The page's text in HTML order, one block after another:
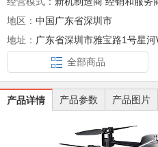
地区： 中国广东省深圳市
地址： 广东省深圳市雅宝路1号星
全部商品
产品详情 产品参数 产品图片